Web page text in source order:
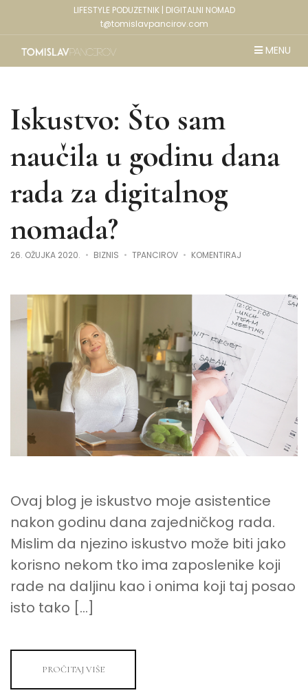
LIFESTYLE PODUZETNIK | DIGITALNI NOMAD
t@tomislavpancirov.com
MENU
Iskustvo: Što sam
naučila u godinu dana
rada za digitalnog
nomada?
26. OŽUJKA 2020. BIZNIS TPANCIROV KOMENTIRAJ
U
GODINU
DANA
RADA
DIGITALNOG
NOMADA?
Ovaj blog je iskustvo moje asistentice
nakon godinu dana zajedničkog rada.
Mislim da njezino iskustvo može biti jako
korisno nekom tko ima zaposlenike koji
rade na daljinu kao i onima koji taj posao
isto tako […]
PROČITAJ VIŠE